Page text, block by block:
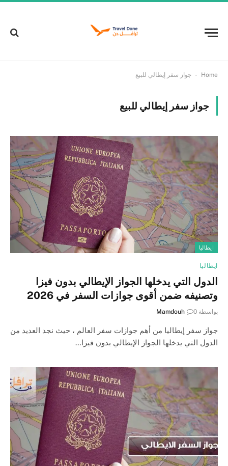
Home
- جواز سفر إيطالي للبيع
جواز سفر إيطالي للبيع
ايطاليا
ايطاليا
الدول التي يدخلها الجواز الإيطالي بدون فيزا
وتصنيفه ضمن أقوى جوازات السفر في 2026
بواسطة Mamdouh 0
جواز سفر إيطاليا من أهم جوازات سفر العالم ، حيث نجد العديد من
الدول التي يدخلها الجواز الإيطالي بدون فيزا…